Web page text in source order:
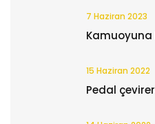
7 Haziran 2023
Kamuoyuna
15 Haziran 2022
Pedal